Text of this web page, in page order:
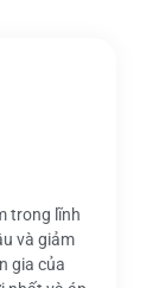
trong lĩnh
và giảm
gia của